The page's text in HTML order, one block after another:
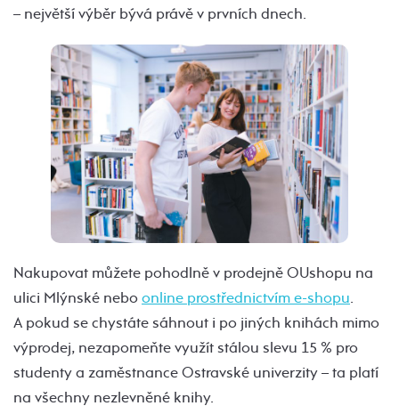
– největší výběr bývá právě v prvních dnech.
Nakupovat můžete pohodlně v prodejně OUshopu na
ulici Mlýnské neboonline prostřednictvím e-shopu.
A pokud se chystáte sáhnout i po jiných knihách mimo
výprodej, nezapomeňte využít stálou slevu 15 % pro
studenty a zaměstnance Ostravské univerzity – ta platí
na všechny nezlevněné knihy.